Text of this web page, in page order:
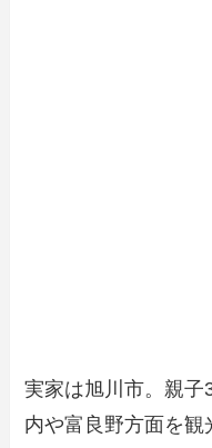
実家は旭川市。親
内や富良野方面を